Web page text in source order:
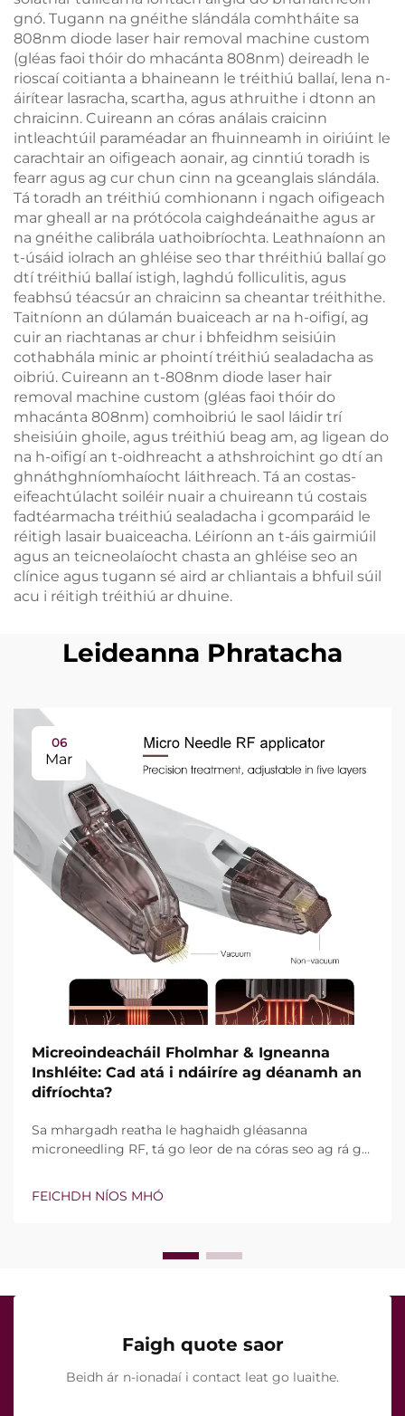
gnó. Tugann na gnéithe slándála comhtháite sa
808nm diode laser hair removal machine custom
(gléas faoi thóir do mhacánta 808nm) deireadh le
rioscaí coitianta a bhaineann le tréithiú ballaí, lena n-
áirítear lasracha, scartha, agus athruithe i dtonn an
chraicinn. Cuireann an córas análais craicinn
intleachtúil paraméadar an fhuinneamh in oiriúint le
carachtair an oifigeach aonair, ag cinntiú toradh is
fearr agus ag cur chun cinn na gceanglais slándála.
Tá toradh an tréithiú comhionann i ngach oifigeach
mar gheall ar na prótócola caighdeánaithe agus ar
na gnéithe calibrála uathoibríochta. Leathnaíonn an
t-úsáid iolrach an ghléise seo thar thréithiú ballaí go
dtí tréithiú ballaí istigh, laghdú folliculitis, agus
feabhsú téacsúr an chraicinn sa cheantar tréithithe.
Taitníonn an dúlamán buaiceach ar na h-oifigí, ag
cuir an riachtanas ar chur i bhfeidhm seisiúin
cothabhála minic ar phointí tréithiú sealadacha as
oibriú. Cuireann an t-808nm diode laser hair
removal machine custom (gléas faoi thóir do
mhacánta 808nm) comhoibriú le saol láidir trí
sheisiúin ghoile, agus tréithiú beag am, ag ligean do
na h-oifigí an t-oidhreacht a athshroichint go dtí an
ghnáthghníomhaíocht láithreach. Tá an costas-
eifeachtúlacht soiléir nuair a chuireann tú costais
fadtéarmacha tréithiú sealadacha i gcomparáid le
réitigh lasair buaiceacha. Léiríonn an t-áis gairmiúil
agus an teicneolaíocht chasta an ghléise seo an
clínice agus tugann sé aird ar chliantais a bhfuil súil
acu i réitigh tréithiú ar dhuine.
Leideanna Phratacha
06
Mar
Micreoindeacháil Fholmhar & Igneanna
Inshléite: Cad atá i ndáiríre ag déanamh an
difríochta?
Sa mhargadh reatha le haghaidh gléasanna
microneedling RF, tá go leor de na córas seo ag rá go
Áfach, níl an cheist fíor i ndáiríre an bhfuil na gnéithe
seo ann nó nach bhfuil, ach conas a oibríonn siad go
FEICHDH NÍOS MHÓ
Faigh quote saor
Beidh ár n-ionadaí i contact leat go luaithe.